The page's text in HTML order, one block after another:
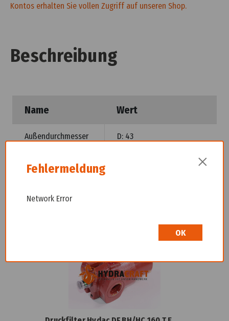
Kontos erhalten Sie vollen Zugriff auf unseren Shop.
Beschreibung
Name Wert
Außendurchmesser D: 43
equipmentof
Fehlermeldung ×
Network Error
OK